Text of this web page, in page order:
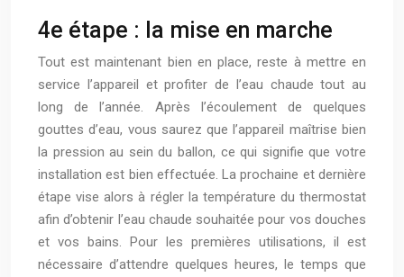
4e étape : la mise en marche
Tout est maintenant bien en place, reste à mettre en
service l’appareil et profiter de l’eau chaude tout au
long de l’année. Après l’écoulement de quelques
gouttes d’eau, vous saurez que l’appareil maîtrise bien
la pression au sein du ballon, ce qui signifie que votre
installation est bien effectuée. La prochaine et dernière
étape vise alors à régler la température du thermostat
afin d’obtenir l’eau chaude souhaitée pour vos douches
et vos bains. Pour les premières utilisations, il est
nécessaire d’attendre quelques heures, le temps que